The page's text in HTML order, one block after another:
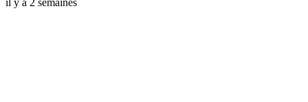
il y a 2 semaines